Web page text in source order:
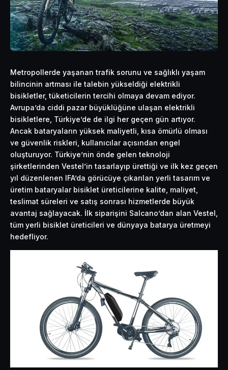
Metropollerde yaşanan trafik sorunu ve sağlıklı yaşam
bilincinin artması ile talebin yükseldiği elektrikli
bisikletler, tüketicilerin tercihi olmaya devam ediyor.
Avrupa’da ciddi pazar büyüklüğüne ulaşan elektrikli
bisikletlere, Türkiye’de de ilgi her geçen gün artıyor.
Ancak bataryaların yüksek maliyetli, kısa ömürlü olması
ve güvenlik riskleri, kullanıcılar açısından engel
oluşturuyor. Türkiye’nin önde gelen teknoloji
şirketlerinden Vestel’in tasarlayıp ürettiği ve ilk kez geçen
yıl düzenlenen IFA’da görücüye çıkarılan yerli tasarım ve
üretim bataryalar bisiklet üreticilerine kalite, maliyet,
teslimat süreleri ve satış sonrası hizmetlerde büyük
avantaj sağlayacak. İlk siparişini Salcano’dan alan Vestel,
tüm yerli bisiklet üreticileri ve dünyaya batarya üretmeyi
hedefliyor.